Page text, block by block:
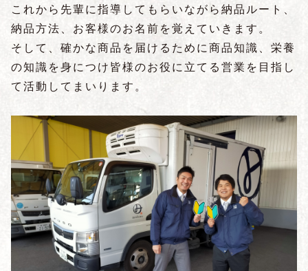
これから先輩に指導してもらいながら納品ルート、
納品方法、お客様のお名前を覚えていきます。
そして、確かな商品を届けるために商品知識、栄養
の知識を身につけ皆様のお役に立てる営業を目指し
て活動してまいります。